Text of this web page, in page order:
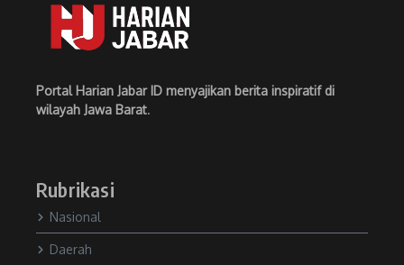
Portal Harian Jabar ID menyajikan berita inspiratif di
wilayah Jawa Barat.
Rubrikasi
Nasional
Daerah